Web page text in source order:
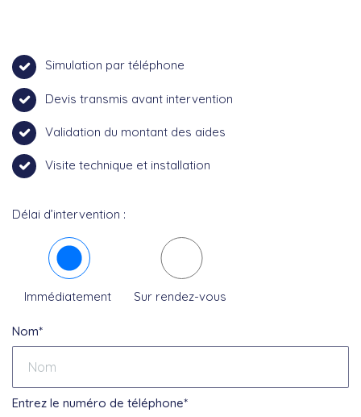
Simulation par téléphone
Devis transmis avant intervention
Validation du montant des aides
Visite technique et installation
Délai d’intervention :
Immédiatement Sur rendez-vous
Nom*
Entrez le numéro de téléphone*